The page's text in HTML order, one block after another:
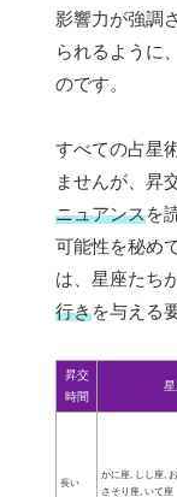
影響力が強調
られるように
のです。
すべての占星
ませんが、昇
ニュアンスを
可能性を秘め
は、星座たち
行きを与える
昇交
時間
星
長い
かに座, しし座,
さそり座, いて座